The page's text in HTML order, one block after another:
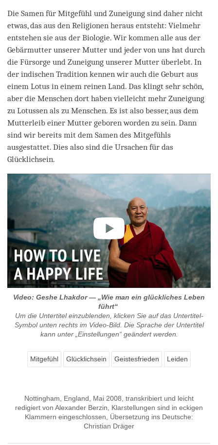
Die Samen für Mitgefühl und Zuneigung sind daher nicht
etwas, das aus den Religionen heraus entsteht: Vielmehr
entstehen sie aus der Biologie. Wir kommen alle aus der
Gebärmutter unserer Mutter und jeder von uns hat durch
die Fürsorge und Zuneigung unserer Mutter überlebt. In
der indischen Tradition kennen wir auch die Geburt aus
einem Lotus in einem reinen Land. Das klingt sehr schön,
aber die Menschen dort haben vielleicht mehr Zuneigung
zu Lotussen als zu Menschen. Es ist also besser, aus dem
Mutterleib einer Mutter geboren worden zu sein. Dann
sind wir bereits mit dem Samen des Mitgefühls
ausgestattet. Dies also sind die Ursachen für das
Glücklichsein.
Video: Geshe Lhakdor — „Wie man ein glückliches Leben
führt“
Um die Untertitel einzublenden, klicken Sie auf das Untertitel-
Symbol unten rechts im Video-Bild. Die Sprache der Untertitel
kann unter „Einstellungen“ geändert werden.
Mitgefühl Glücklichsein Geistesfrieden Leiden
Nottingham, England, Mai 2008, transkribiert und leicht
redigiert von Alexander Berzin, Klarstellungen sind in eckigen
Klammern eingeschlossen, Übersetzung ins Deutsche:
Christian Dräger